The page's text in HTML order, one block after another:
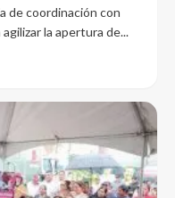
de coordinación con
la apertura de...